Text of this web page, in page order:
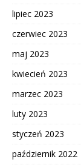
lipiec 2023
czerwiec 2023
maj 2023
kwiecień 2023
marzec 2023
luty 2023
styczeń 2023
październik 2022